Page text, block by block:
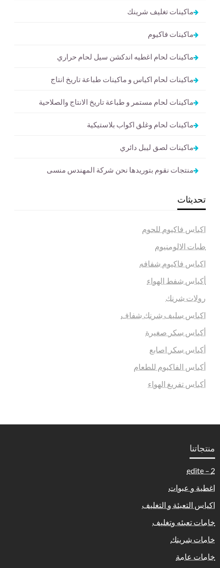
ماكينات تغليف شرينك
ماكينات فاكيوم
ماكينات لحام اغطيه اندكشن سيل لحام حراري
ماكينات لحام اكياس و ماكينات طباعة تاريخ انتاج
ماكينات لحام مستمر و طباعة تاريخ الانتاج والصلاحية
ماكينات لحام وغلق اكواب بلاستيكية
ماكينات لصق ليبل دائري
منتجات نقوم بتوريدها نحن شركة المهندس منسى
تحديثات
اكياس فاكيوم للحوم
طبات الالومنيوم
اكياس فاكيوم شفافه
أكياس شفط الهواء
رولات شرنك
اكياس سليف شرنك شفاف
أكياس سكر صغيرة
أكياس سكر اصابع
أكياس الفاكيوم للطعام
أكياس تفريغ الهواء
منتجاتنا
2 – edite
اغطية و عبوات
اكياس التعبئة و التغليف
خامات تعبئه وتغليف
خامات شرينك
خامات عامة